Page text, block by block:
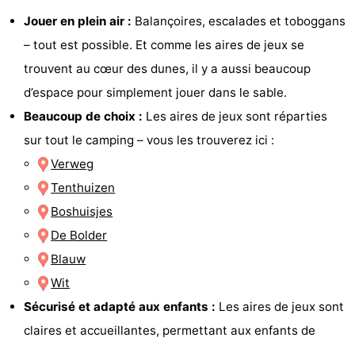
et
faire
Lieux
d'intérêt
Musées
Monuments
Points
vue
Attractions
Croisières
Terrains
de
Nature
Visites
Jouer en plein air : Balançoires, escalades et toboggans
– tout est possible. Et comme les aires de jeux se
trouvent au cœur des dunes, il y a aussi beaucoup
d’espace pour simplement jouer dans le sable.
Beaucoup de choix : Les aires de jeux sont réparties
sur tout le camping – vous les trouverez ici :
Verweg
Tenthuizen
Boshuisjes
De Bolder
Blauw
Wit
Sécurisé et adapté aux enfants : Les aires de jeux sont
claires et accueillantes, permettant aux enfants de